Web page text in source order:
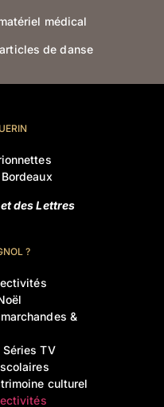
médical
de danse
des Lettres
?
&
Séries TV
culturel